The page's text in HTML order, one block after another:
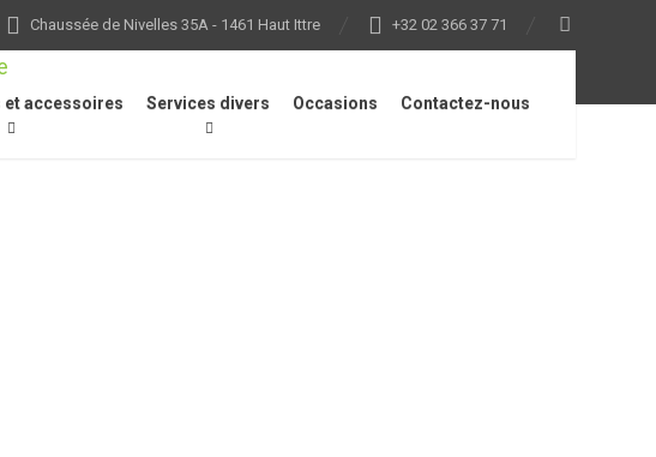
Chaussée de Nivelles 35A - 1461 Haut Ittre +32 02 366 37 71
et accessoires Services divers Occasions Contactez-nous